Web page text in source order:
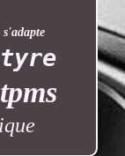
s'adapte
tyre
tpms